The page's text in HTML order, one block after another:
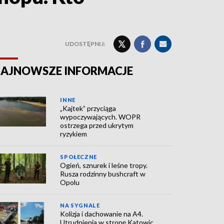
UDOSTĘPNIJ:
INFORMACJE
INNE
„Kajtek” przyciąga
wypoczywających. WOPR
ostrzega przed ukrytym
ryzykiem
SPOŁECZNE
Ogień, sznurek i leśne tropy.
Rusza rodzinny bushcraft w
Opolu
NA SYGNALE
Kolizja i dachowanie na A4.
Utrudnienia w stronę Katowic